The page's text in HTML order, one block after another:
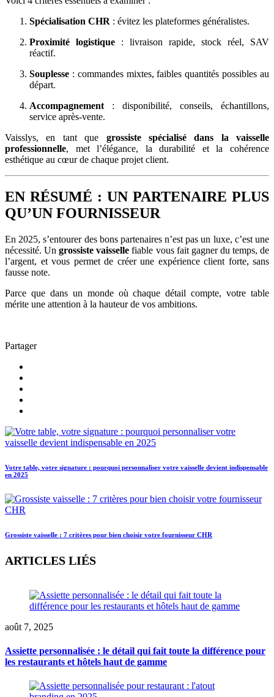
Spécialisation CHR : évitez les plateformes généralistes.
Proximité logistique : livraison rapide, stock réel, SAV
réactif.
Souplesse : commandes mixtes, faibles quantités possibles au
départ.
Accompagnement : disponibilité, conseils, échantillons,
service après-vente.
Vaisslys, en tant que grossiste spécialisé dans la vaisselle
professionnelle, met l’élégance, la durabilité et la cohérence
esthétique au cœur de chaque projet client.
EN RÉSUMÉ : UN PARTENAIRE PLUS
QU’UN FOURNISSEUR
En 2025, s’entourer des bons partenaires n’est pas un luxe, c’est une
nécessité. Ungrossiste vaisselle fiable vous fait gagner du temps, de
l’argent, et vous permet de créer une expérience client forte, sans
fausse note.
Parce que dans un monde où chaque détail compte, votre table
mérite une attention à la hauteur de vos ambitions.
Partager
Votre table, votre signature : pourquoi personnaliser votre vaisselle devient indispensable
en 2025
Grossiste vaisselle : 7 critères pour bien choisir votre fournisseur CHR
ARTICLES LIÉS
août 7, 2025
Assiette personnalisée : le détail qui fait toute la différence pour
les restaurants et hôtels haut de gamme